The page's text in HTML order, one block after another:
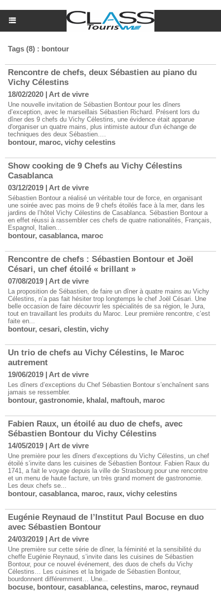
Tags (8) : bontour
Rencontre de chefs, deux Sébastien au piano du
Vichy Célestins
18/02/2020 | Art de vivre
Une nouvelle invitation de Sébastien Bontour pour les dîners
d’exception, avec le marseillais Sébastien Richard. Présent lors du
dîner des 9 chefs du Vichy Célestins, une évidence était apparue
d'organiser un quatre mains, plus intimiste autour d'un échange de
techniques des deux Sébastien….
bontour, maroc, vichy celestins
Show cooking de 9 Chefs au Vichy Célestins
Casablanca
03/12/2019 | Art de vivre
Sébastien Bontour a réalisé un véritable tour de force, en organisant
une soirée avec pas moins de 9 chefs étoilés face à la mer, dans les
jardins de l’hôtel Vichy Célestins de Casablanca. Sébastien Bontour a
en effet réussi à rassembler ces chefs de quatre nationalités, Français,
Espagnol, Italien...
bontour, casablanca, maroc
Rencontre de chefs : Sébastien Bontour et Joël
Césari, un chef étoilé « brillant »
07/08/2019 | Art de vivre
La proposition de Sébastien, de faire un dîner à quatre mains au Vichy
Célestins, n’a pas fait hésiter trop longtemps le chef Joël Césari. Une
belle occasion de faire découvrir les spécialités de sa région, le Jura,
tout en travaillant les produits du Maroc. Leur première rencontre, c’est
faite en...
bontour, cesari, clestin, vichy
Un trio de chefs au Vichy Célestins, le Maroc
autrement
19/06/2019 | Art de vivre
Les dîners d’exceptions du Chef Sébastien Bontour s’enchaînent sans
jamais se ressembler.
bontour, gastronomie, khalal, maftouh, maroc
Fabien Raux, un étoilé au duo de chefs, avec
Sébastien Bontour du Vichy Célestins
14/05/2019 | Art de vivre
Une première pour les dîners d’exceptions du Vichy Célestins, un chef
étoilé s’invite dans les cuisines de Sébastien Bontour. Fabien Raux du
1741, a fait le voyage depuis la ville de Strasbourg pour une rencontre
et un menu de haute facture, un très grand moment de gastronomie.
Les deux chefs se...
bontour, casablanca, maroc, raux, vichy celestins
Eugénie Reynaud de l’Institut Paul Bocuse en duo
avec Sébastien Bontour
24/03/2019 | Art de vivre
Une première sur cette série de dîner, la féminité et la sensibilité du
cheffe Eugénie Reynaud, s’invite dans les cuisines de Sébastien
Bontour, pour ce nouvel événement, des duos de chefs du Vichy
Célestins… Les cuisines et la brigade de Sébastien Bontour,
bourdonnent différemment… Une...
bocuse, bontour, casablanca, celestins, maroc, reynaud